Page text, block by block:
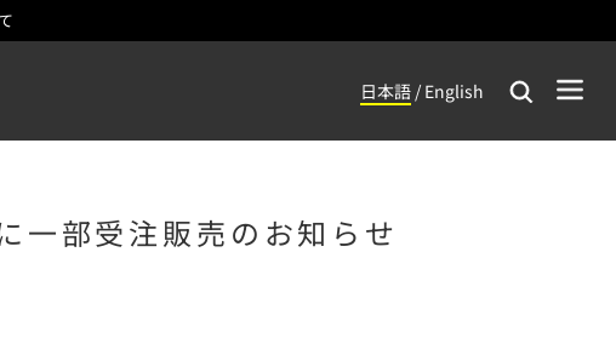
日本語 / English
一部受注販売のお知らせ